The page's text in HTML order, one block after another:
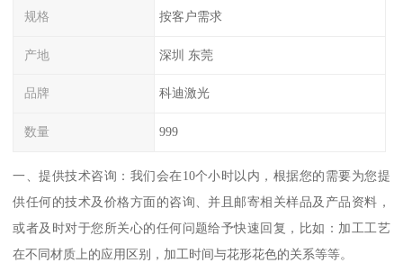
规格 按客户需求
产地 深圳 东莞
品牌 科迪激光
数量 999
一、提供技术咨询：我们会在10个小时以内，根据您的需要为您提
供任何的技术及价格方面的咨询、并且邮寄相关样品及产品资料，
或者及时对于您所关心的任何问题给予快速回复，比如：加工工艺
在不同材质上的应用区别，加工时间与花形花色的关系等等。